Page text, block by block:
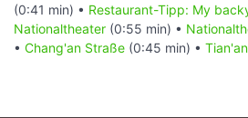
(0:41 min) • Restaurant-Tipp: My
Nationaltheater (0:55 min) •
• Chang'an Straße (0:45 min) •